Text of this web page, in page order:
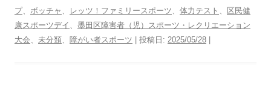
プ、 ボッチャ 、 レッツ！ファミリースポーツ、 体力テスト 、
区民健
康スポーツデイ 、 墨田区障害者（児）スポーツ・レクリエーション
大会、 未分類、 障がい者スポーツ | 投稿日: 2025/05/28